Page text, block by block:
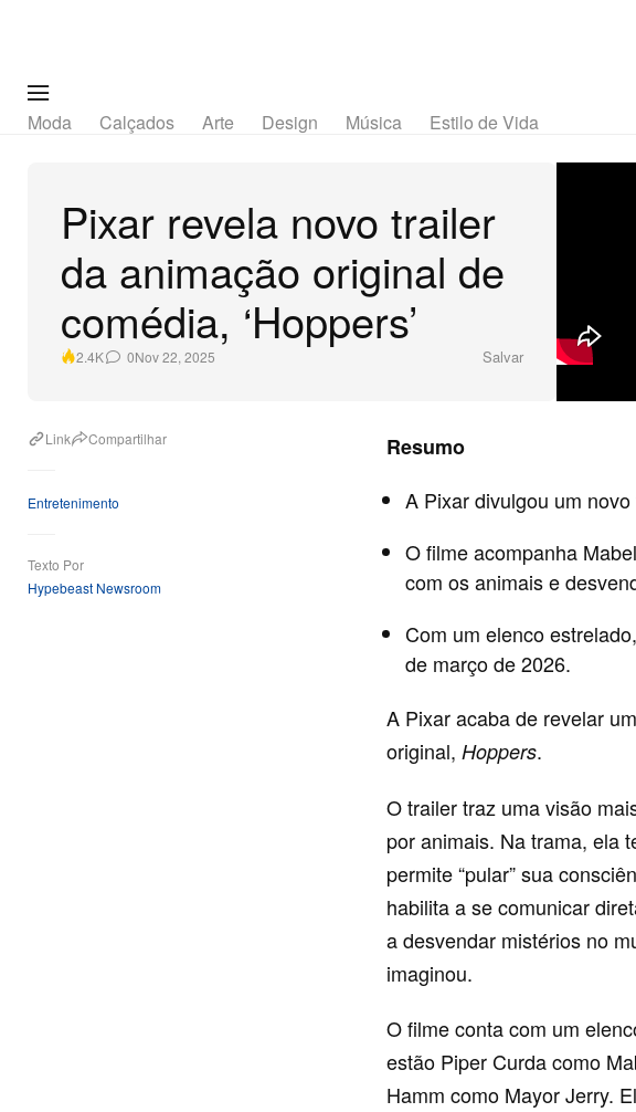
Moda Calçados Arte Design Música Estilo de Vida
Pixar revela novo trailer
da animação original de
comédia, ‘Hoppers’
2.4K 0Nov 22, 2025 Salvar
Link Compartilhar
Entretenimento
Texto Por
Hypebeast Newsroom
Resumo
A Pixar divulgou um
O filme acompanha
com os animais e
Com um elenco estrelado,
de março de 2026.
A Pixar acaba de revelar
original, Hoppers.
O trailer traz uma visão
por animais. Na trama, ela
permite “pular” sua
habilita a se comunicar
a desvendar mistérios no
imaginou.
O filme conta com um
estão Piper Curda como
Hamm como Mayor Jerry.